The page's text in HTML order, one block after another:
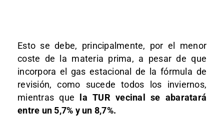
Esto se debe, principalmente, por el menor
coste de la materia prima, a pesar de que
incorpora el gas estacional de la fórmula de
revisión, como sucede todos los inviernos,
mientras que
la TUR vecinal se abaratará
entre un 5,7% y un 8,7%.